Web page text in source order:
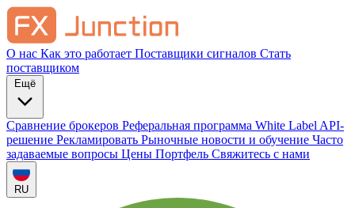
О нас Как это работает Поставщики сигналов Стать
поставщиком
Сравнение брокеров Реферальная программа White Label API-
решение Рекламировать Рыночные новости и обучение Часто
задаваемые вопросы Цены Портфель Свяжитесь с нами
RU